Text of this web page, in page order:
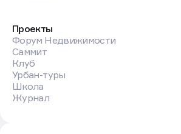
Проекты
Форум Недвижимости
Саммит
Клуб
Урбан-туры
Школа
Журнал